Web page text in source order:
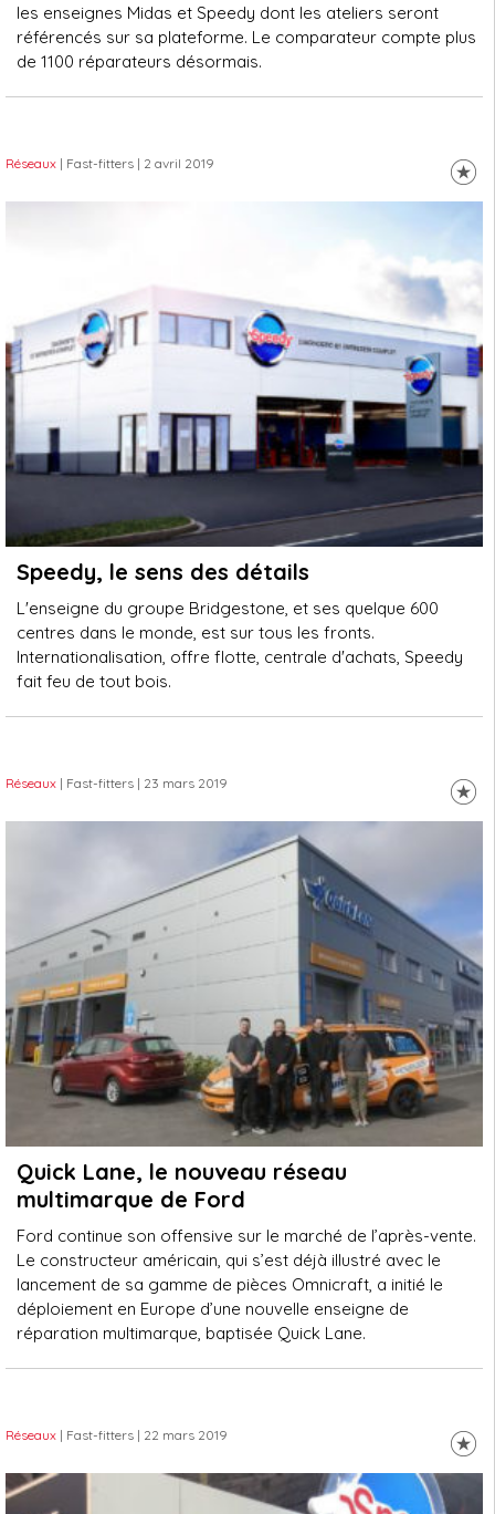
les enseignes Midas et Speedy dont les ateliers seront
référencés sur sa plateforme. Le comparateur compte plus
de 1100 réparateurs désormais.
Réseaux | Fast-fitters | 2 avril 2019
Speedy, le sens des détails
L'enseigne du groupe Bridgestone, et ses quelque 600
centres dans le monde, est sur tous les fronts.
Internationalisation, offre flotte, centrale d'achats, Speedy
fait feu de tout bois.
Réseaux | Fast-fitters | 23 mars 2019
Quick Lane, le nouveau réseau
multimarque de Ford
Ford continue son offensive sur le marché de l’après-vente.
Le constructeur américain, qui s’est déjà illustré avec le
lancement de sa gamme de pièces Omnicraft, a initié le
déploiement en Europe d’une nouvelle enseigne de
réparation multimarque, baptisée Quick Lane.
Réseaux | Fast-fitters | 22 mars 2019